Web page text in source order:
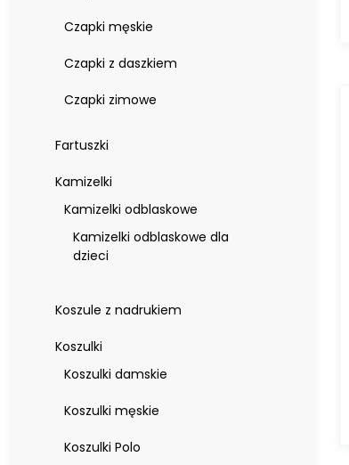
Czapki męskie
Czapki z daszkiem
Czapki zimowe
Fartuszki
Kamizelki
Kamizelki odblaskowe
Kamizelki odblaskowe dla
dzieci
Koszule z nadrukiem
Koszulki
Koszulki damskie
Koszulki męskie
Koszulki Polo